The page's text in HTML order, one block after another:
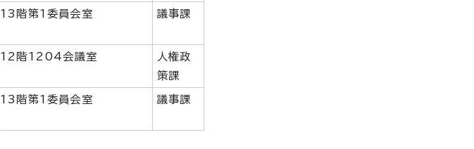
13階第1委員会室 議事課
12階1204会議室
人権政
策課
13階第1委員会室 議事課